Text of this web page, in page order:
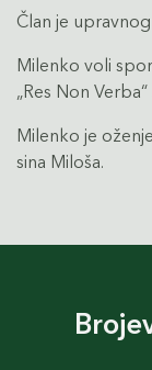
Član je
Milenko voli
„Res Non
Milenko je
sina Miloša.